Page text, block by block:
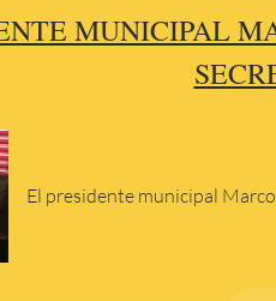
MUNICIPAL
El presidente municipal